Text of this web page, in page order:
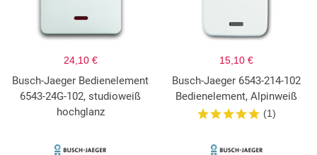
24,10 €
Busch-Jaeger Bedienelement
6543-24G-102, studioweiß
hochglanz
15,10 €
Busch-Jaeger 6543-214-102
Bedienelement, Alpinweiß
(1)